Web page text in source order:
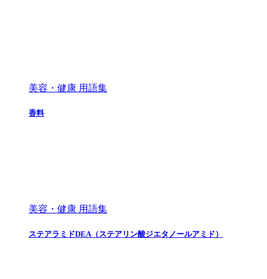
美容・健康 用語集
香料
美容・健康 用語集
ステアラミドDEA（ステアリン酸ジエタノールアミド）